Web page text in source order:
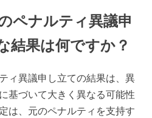
ペナルティ異議申
結果は何ですか？
ィ異議申し立ての結果は、異
基づいて大きく異なる可能性
は、元のペナルティを支持す